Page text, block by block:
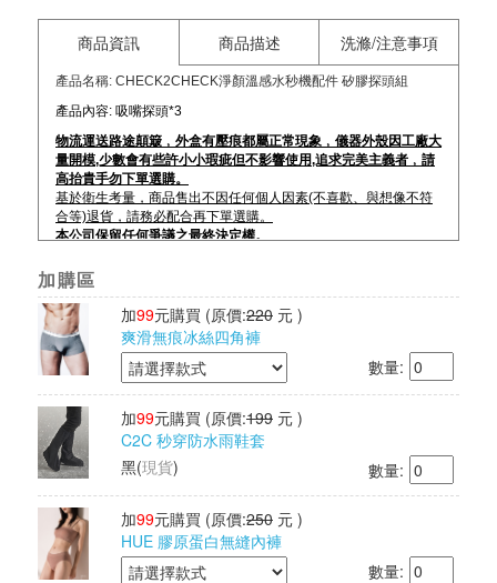
商品資訊 商品描述 洗滌/注意事項
產品名稱: CHECK2CHECK淨顏溫感水秒機配件 矽膠探頭組
產品內容: 吸嘴探頭*3
物流運送路途顛簸﹐外盒有壓痕都屬正常現象﹐儀器外殼因工廠大
量開模,少數會有些許小小瑕疵但不影響使用,追求完美主義者﹐請
高抬貴手勿下單選購。
基於衛生考量，商品售出不因任何個人因素(不喜歡、與想像不符
合等)退貨，請務必配合再下單選購。
本公司保留任何爭議之最終決定權。
加購區
加99元購買 (原價:220 元 )
爽滑無痕冰絲四角褲
數量:
加99元購買 (原價:199 元 )
C2C 秒穿防水雨鞋套
黑(現貨) 數量:
加99元購買 (原價:250 元 )
HUE 膠原蛋白無縫內褲
數量: